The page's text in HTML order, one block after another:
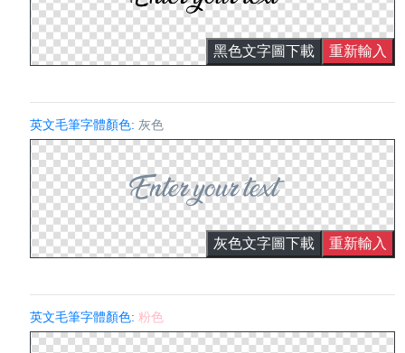
黑色文字圖下載 重新輸入
英文毛筆字體顏色: 灰色
灰色文字圖下載 重新輸入
英文毛筆字體顏色: 粉色